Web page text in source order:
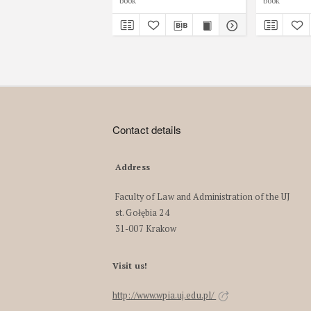
Contact details
Address
Faculty of Law and Administration of the UJ
st. Gołębia 24
31-007 Krakow
Visit us!
http://www.wpia.uj.edu.pl/